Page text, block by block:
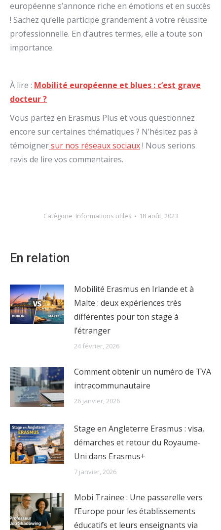
européenne s’annonce riche en émotions et en succès
! Sachez qu’elle participe grandement à votre réussite
professionnelle. En d’autres termes, elle a toute son
importance.
À lire : Mobilité européenne et blues : c’est grave
docteur ?
Vous partez en Erasmus Plus et vous questionnez
encore sur certaines thématiques ? N’hésitez pas à
témoignersur nos réseaux sociaux! Nous serions
ravis de lire vos commentaires.
Catégorie Informations utiles 18 août, 2023
En relation
Mobilité Erasmus en Irlande et à
Malte : deux expériences très
différentes pour ton stage à
l’étranger
24 février, 2026
Comment obtenir un numéro de TVA
intracommunautaire
26 janvier, 2026
Stage en Angleterre Erasmus : visa,
démarches et retour du Royaume-
Uni dans Erasmus+
7 janvier, 2026
Mobi Trainee : Une passerelle vers
l’Europe pour les établissements
éducatifs et leurs enseignants via